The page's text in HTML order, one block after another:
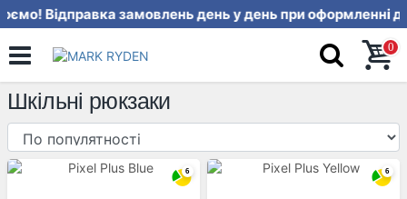
Відправка замовлень день
0
Шкільні рюкзаки